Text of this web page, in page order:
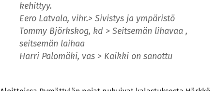
kehittyy.
Eero Latvala, vihr.> Sivistys ja ympäristö
Tommy Björkskog, kd > Seitsemän lihavaa ,
seitsemän laihaa
Harri Palomäki, vas > Kaikki on sanottu